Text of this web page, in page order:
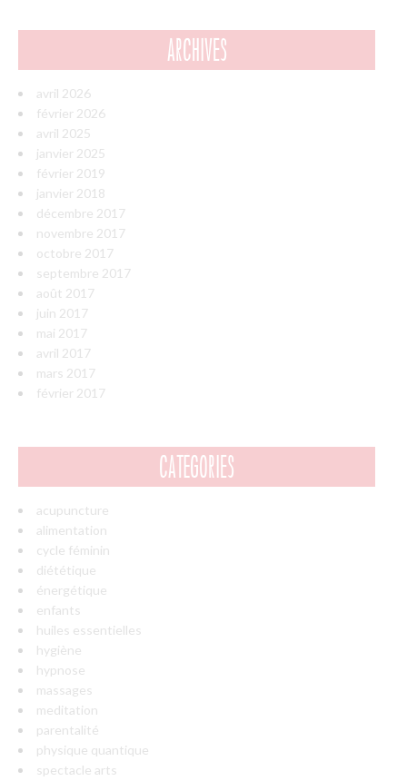
ARCHIVES
avril 2026
février 2026
avril 2025
janvier 2025
février 2019
janvier 2018
décembre 2017
novembre 2017
octobre 2017
septembre 2017
août 2017
juin 2017
mai 2017
avril 2017
mars 2017
février 2017
CATÉGORIES
acupuncture
alimentation
cycle féminin
diététique
énergétique
enfants
huiles essentielles
hygiène
hypnose
massages
meditation
parentalité
physique quantique
spectacle arts